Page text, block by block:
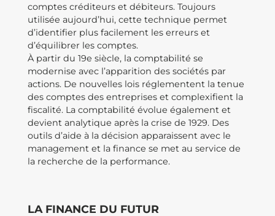
comptes créditeurs et débiteurs. Toujours
utilisée aujourd’hui, cette technique permet
d’identifier plus facilement les erreurs et
d’équilibrer les comptes.
À partir du 19e siècle, la comptabilité se
modernise avec l’apparition des sociétés par
actions. De nouvelles lois réglementent la tenue
des comptes des entreprises et complexifient la
fiscalité. La comptabilité évolue également et
devient analytique après la crise de 1929. Des
outils d’aide à la décision apparaissent avec le
management et la finance se met au service de
la recherche de la performance.
LA FINANCE DU FUTUR